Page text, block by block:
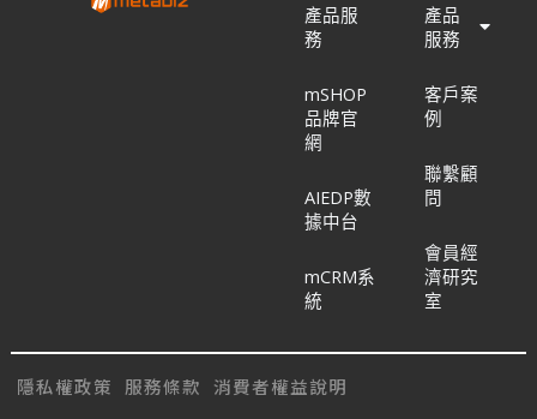
產品服
務
mSHOP
品牌官
網
AIEDP數
據中台
mCRM系
統
產品
服務
客戶案
例
聯繫顧
問
會員經
濟研究
室
隱私權政策 服務條款 消費者權益說明